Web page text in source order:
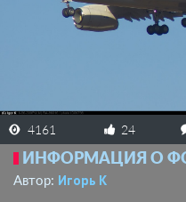
4161 24
ИНФОРМАЦИЯ О
Автор: Игорь К